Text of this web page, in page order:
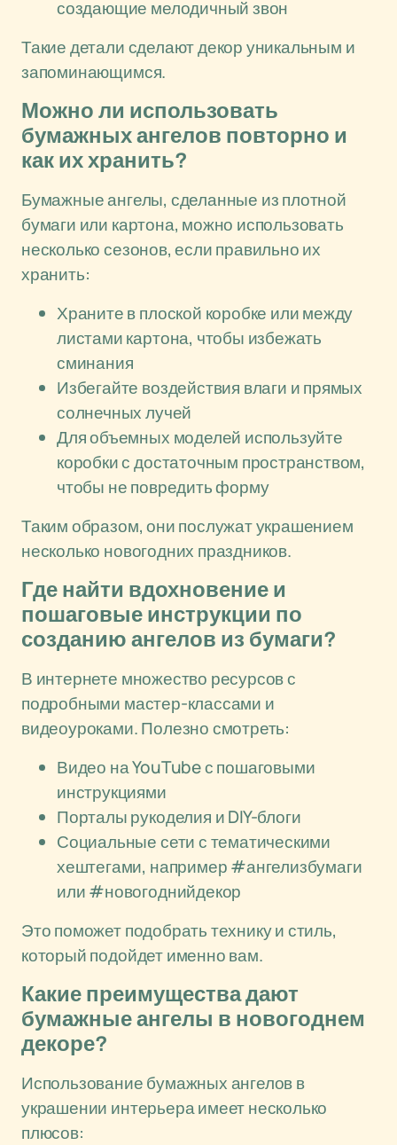
создающие мелодичный звон
Такие детали сделают декор уникальным и
запоминающимся.
Можно ли использовать
бумажных ангелов повторно и
как их хранить?
Бумажные ангелы, сделанные из плотной
бумаги или картона, можно использовать
несколько сезонов, если правильно их
хранить:
Храните в плоской коробке или между
листами картона, чтобы избежать
сминания
Избегайте воздействия влаги и прямых
солнечных лучей
Для объемных моделей используйте
коробки с достаточным пространством,
чтобы не повредить форму
Таким образом, они послужат украшением
несколько новогодних праздников.
Где найти вдохновение и
пошаговые инструкции по
созданию ангелов из бумаги?
В интернете множество ресурсов с
подробными мастер-классами и
видеоуроками. Полезно смотреть:
Видео на YouTube с пошаговыми
инструкциями
Порталы рукоделия и DIY-блоги
Социальные сети с тематическими
хештегами, например #ангелизбумаги
или #новогоднийдекор
Это поможет подобрать технику и стиль,
который подойдет именно вам.
Какие преимущества дают
бумажные ангелы в новогоднем
декоре?
Использование бумажных ангелов в
украшении интерьера имеет несколько
плюсов: